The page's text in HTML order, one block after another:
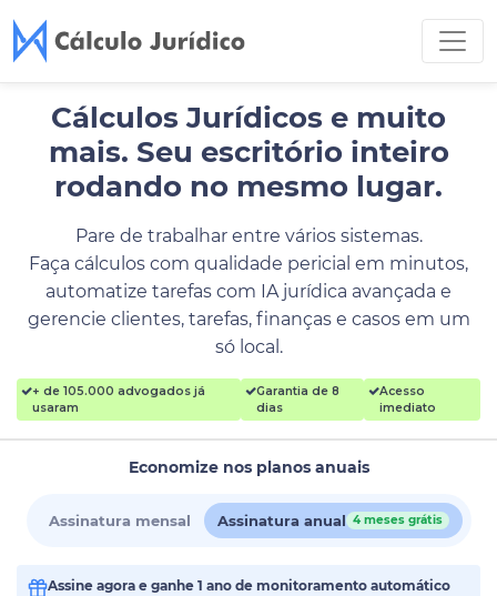
Cálculos Jurídicos e muito
mais. Seu escritório inteiro
rodando no mesmo lugar.
Pare de trabalhar entre vários sistemas.
Faça cálculos com qualidade pericial em minutos,
automatize tarefas com IA jurídica avançada e
gerencie clientes, tarefas, finanças e casos em um
só local.
+ de 105.000 advogados já
usaram
Garantia de 8
dias
Acesso
imediato
Economize nos planos anuais
Assinatura mensal Assinatura anual 4 meses grátis
Assine agora e ganhe 1 ano de monitoramento automático